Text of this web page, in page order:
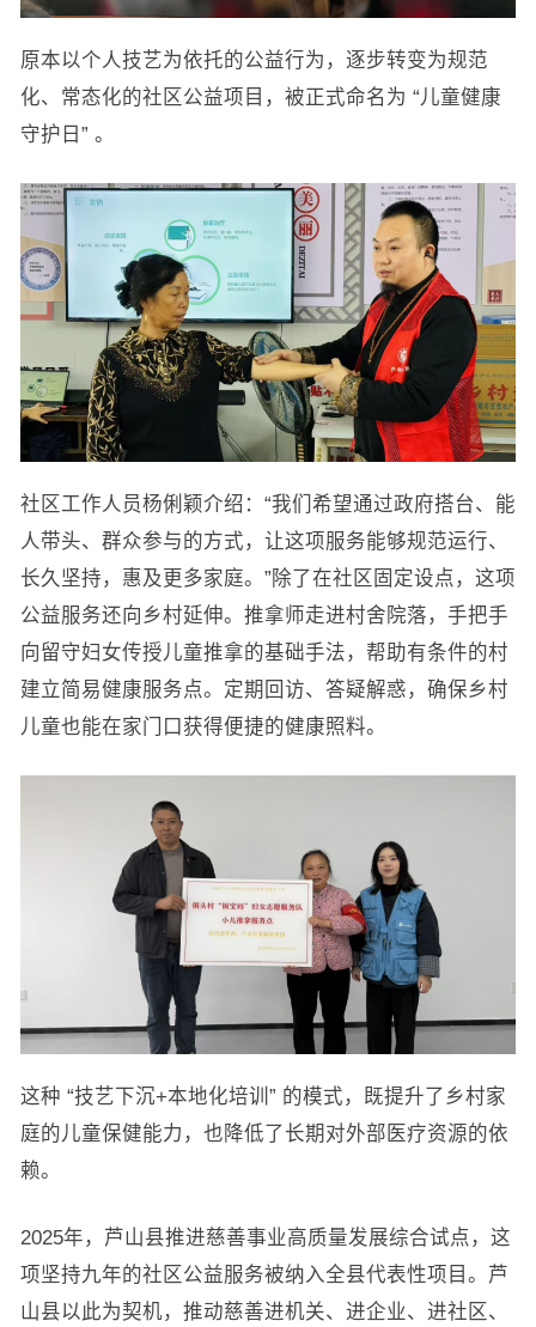
原本以个人技艺为依托的公益行为，逐步转变为规范
化、常态化的社区公益项目，被正式命名为 “儿童健康
守护日” 。
社区工作人员杨俐颖介绍：“我们希望通过政府搭台、能
人带头、群众参与的方式，让这项服务能够规范运行、
长久坚持，惠及更多家庭。”除了在社区固定设点，这项
公益服务还向乡村延伸。推拿师走进村舍院落，手把手
向留守妇女传授儿童推拿的基础手法，帮助有条件的村
建立简易健康服务点。定期回访、答疑解惑，确保乡村
儿童也能在家门口获得便捷的健康照料。
这种 “技艺下沉+本地化培训” 的模式，既提升了乡村家
庭的儿童保健能力，也降低了长期对外部医疗资源的依
赖。
2025年，芦山县推进慈善事业高质量发展综合试点，这
项坚持九年的社区公益服务被纳入全县代表性项目。芦
山县以此为契机，推动慈善进机关、进企业、进社区、